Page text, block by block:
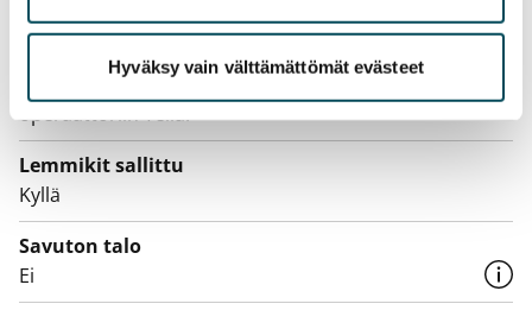
Hyväksy vain välttämättömät evästeet
Laajakaista
lisänopeutta etuhintaan ottamalla yhteyttä
operaattoriin Telia.
Lemmikit sallittu
Kyllä
Savuton talo
Ei